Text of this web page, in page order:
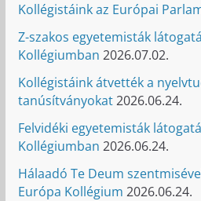
Kollégistáink az Európai
Z-szakos egyetemisták
Kollégiumban 2026.07.02.
Kollégistáink átvették a
tanúsítványokat2026.06.24.
Felvidéki egyetemisták
Kollégiumban 2026.06.24.
Hálaadó Te Deum
Európa Kollégium 2026.06.24.